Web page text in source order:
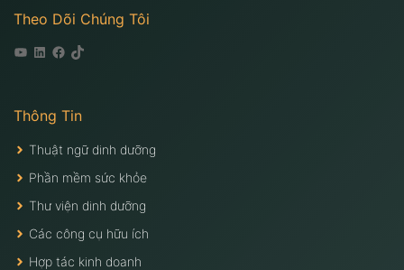
Theo Dõi Chúng Tôi
Youtube
Linkedin
Facebook
Tiktok
Thông Tin
Thuật ngữ dinh dưỡng
Phần mềm sức khỏe
Thư viện dinh dưỡng
Các công cụ hữu ích
Hợp tác kinh doanh